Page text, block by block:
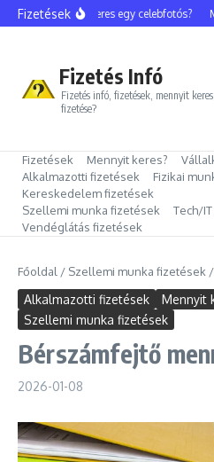
Ugrás a tartalomhoz
Fizetések
Mennyit keres egy celebfotós?
Fizetés Infó
Fizetés infó, fizetések, mennyit
fizetése?
Fizetések Mennyit keres?
Alkalmazotti fizetések
Fizikai
Kereskedelem fizetések
Szellemi munka fizetések
Tech/
Vendéglátás fizetések
Főoldal / Szellemi munka fizetések /
Alkalmazotti fizetések Mennyit
Szellemi munka fizetések
Bérszámfejtő
2026-01-08